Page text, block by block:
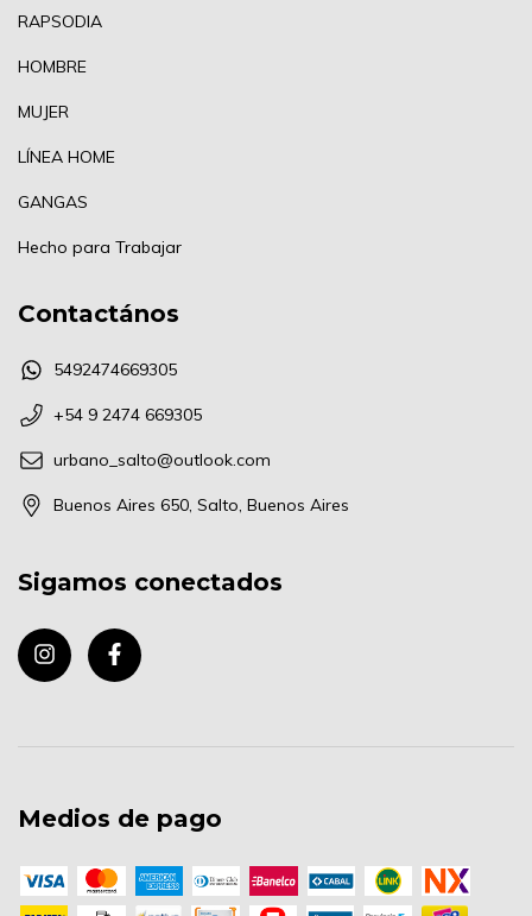
RAPSODIA
HOMBRE
MUJER
LÍNEA HOME
GANGAS
Hecho para Trabajar
Contactános
5492474669305
+54 9 2474 669305
urbano_salto@outlook.com
Buenos Aires 650, Salto, Buenos Aires
Sigamos conectados
Medios de pago